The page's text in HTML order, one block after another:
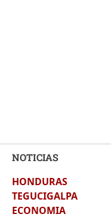
NOTICIAS
HONDURAS
TEGUCIGALPA
ECONOMIA